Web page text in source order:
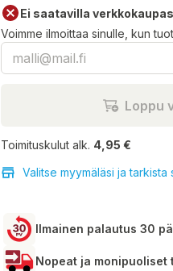
Ei saatavilla
Voimme ilmoittaa sinulle, kun
Loppu
Toimituskulut alk. 4,95 €
Valitse myymäläsi ja tarkista
Ilmainen palautus 30
Nopeat ja monipuoliset